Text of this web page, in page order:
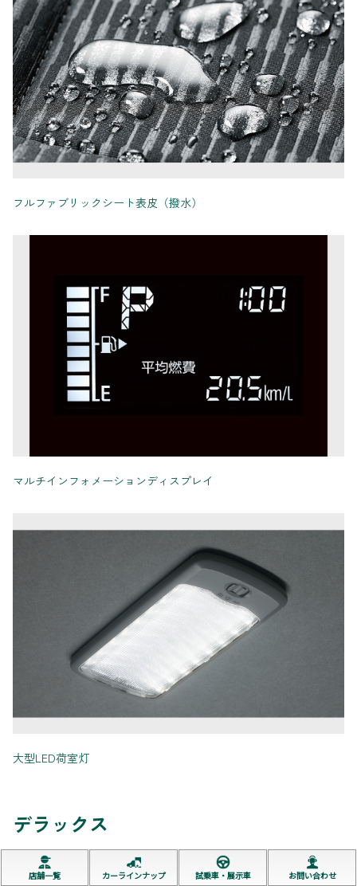
フルファブリックシート表皮（撥水）
マルチインフォメーションディスプレイ
大型LED荷室灯
デラックス
店舗一覧 カーラインナップ 試乗車・展示車 お問い合わせ